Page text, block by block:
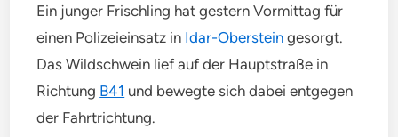
Ein junger Frischling hat gestern Vormittag für
einen Polizeieinsatz in Idar-Oberstein gesorgt.
Das Wildschwein lief auf der Hauptstraße in
Richtung B41 und bewegte sich dabei entgegen
der Fahrtrichtung.